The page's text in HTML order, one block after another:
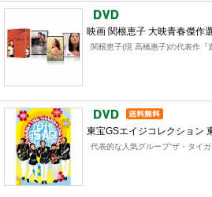
映画 関根恵子 大映青春傑作
関根恵子(現 高橋惠子)の代表作『
東宝GSエイジコレクション
代表的な人気グループ“ザ・タイガ